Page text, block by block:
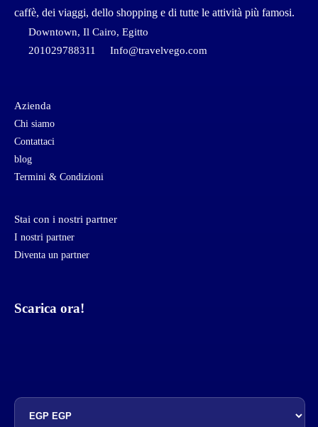
caffè, dei viaggi, dello shopping e di tutte le attività più famosi.
Downtown, Il Cairo, Egitto
201029788311
Info@travelvego.com
Azienda
Chi siamo
Contattaci
blog
Termini & Condizioni
Stai con i nostri partner
I nostri partner
Diventa un partner
Scarica ora!